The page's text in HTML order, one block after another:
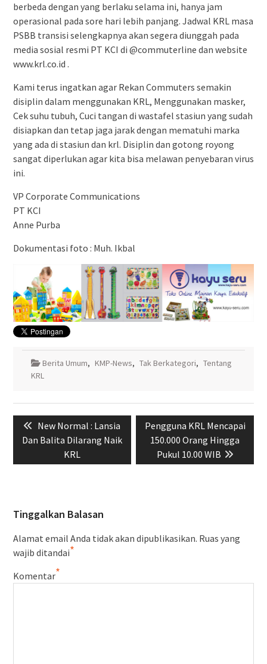
berbeda dengan yang berlaku selama ini, hanya jam
operasional pada sore hari lebih panjang. Jadwal KRL masa
PSBB transisi selengkapnya akan segera diunggah pada
media sosial resmi PT KCI di @commuterline dan website
www.krl.co.id .
Kami terus ingatkan agar Rekan Commuters semakin
disiplin dalam menggunakan KRL, Menggunakan masker,
Cek suhu tubuh, Cuci tangan di wastafel stasiun yang sudah
disiapkan dan tetap jaga jarak dengan mematuhi marka
yang ada di stasiun dan krl. Disiplin dan gotong royong
sangat diperlukan agar kita bisa melawan penyebaran virus
ini.
VP Corporate Communications
PT KCI
Anne Purba
Dokumentasi foto : Muh. Ikbal
Berita Umum, KMP-News, Tak Berkategori, Tentang
KRL
pos
Previous
post:
New Normal : Lansia
Dan Balita Dilarang Naik
KRL
Next
post:
Pengguna KRL Mencapai
150.000 Orang Hingga
Pukul 10.00 WIB
Tinggalkan Balasan
Alamat email Anda tidak akan dipublikasikan. Ruas yang
wajib ditandai*
Komentar*